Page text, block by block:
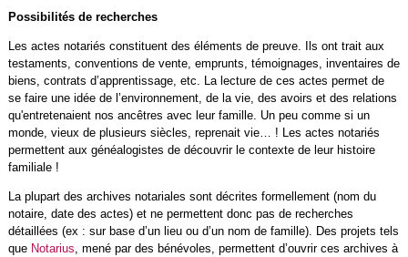
Possibilités de recherches
Les actes notariés constituent des éléments de preuve. Ils ont trait aux
testaments, conventions de vente, emprunts, témoignages, inventaires de
biens, contrats d’apprentissage, etc. La lecture de ces actes permet de
se faire une idée de l’environnement, de la vie, des avoirs et des relations
qu'entretenaient nos ancêtres avec leur famille. Un peu comme si un
monde, vieux de plusieurs siècles, reprenait vie… ! Les actes notariés
permettent aux généalogistes de découvrir le contexte de leur histoire
familiale !
La plupart des archives notariales sont décrites formellement (nom du
notaire, date des actes) et ne permettent donc pas de recherches
détaillées (ex : sur base d’un lieu ou d’un nom de famille). Des projets tels
que Notarius , mené par des bénévoles, permettent d’ouvrir ces archives à